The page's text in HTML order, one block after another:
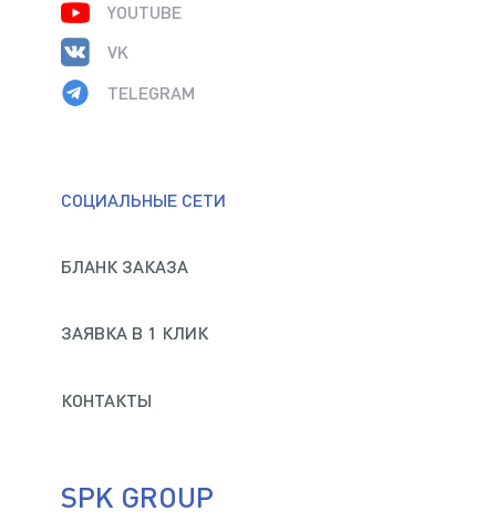
СОЦИАЛЬНЫЕ СЕТИ
БЛАНК ЗАКАЗА
ЗАЯВКА В 1 КЛИК
КОНТАКТЫ
YOUTUBE
VK
TELEGRAM
SPK GROUP